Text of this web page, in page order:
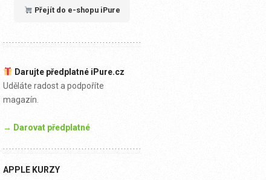
Přejít do e-shopu iPure
Darujte předplatné iPure.cz
Uděláte radost a podpoříte
magazín.
→ Darovat předplatné
APPLE KURZY